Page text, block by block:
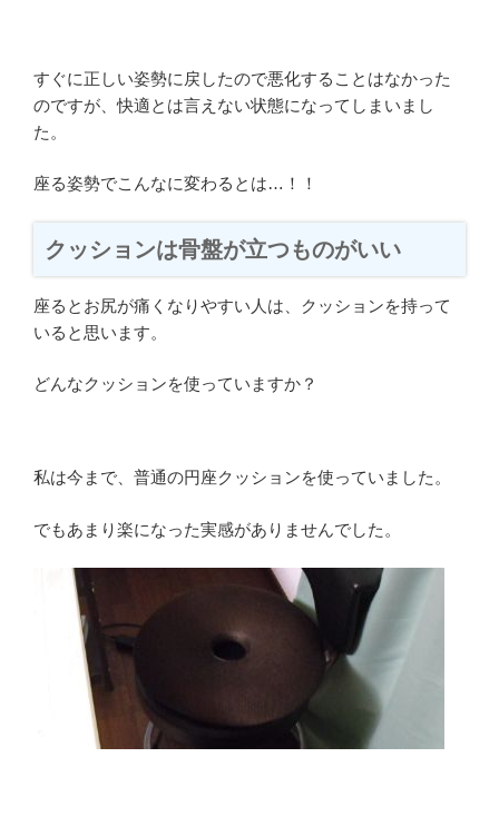
すぐに正しい姿勢に戻したので悪化することはなかった
のですが、快適とは言えない状態になってしまいまし
た。
座る姿勢でこんなに変わるとは…！！
クッションは骨盤が立つものがいい
座るとお尻が痛くなりやすい人は、クッションを持って
いると思います。
どんなクッションを使っていますか？
私は今まで、普通の円座クッションを使っていました。
でもあまり楽になった実感がありませんでした。